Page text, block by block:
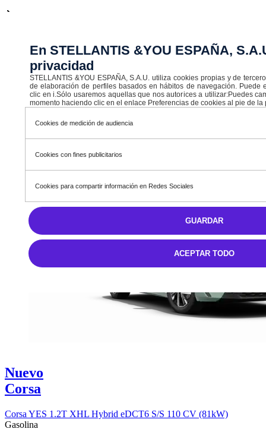
25.960 €
IVA Incluido
231,15 € /MES
Ver servicios opcionales incluidos en la mensualidadEntrada
35 meses y una última cuota 16.510,26 € TAE 8,65 %
Financiando con STELLANTIS FINANCE hasta final de mes
Nuevo
Corsa
Corsa YES 1.2T XHL Hybrid eDCT6 S/S 110 CV (81kW)
Gasolina
En STELLANTIS &YOU ESPAÑA,
privacidad
STELLANTIS &YOU ESPAÑA, S.A.U. utiliza cookies propias y de
de elaboración de perfiles basados en hábitos de navegación. Puede
clic en i.Sólo usaremos aquellas que nos autorices a utilizar:Puedes
momento haciendo clic en el enlace Preferencias de cookies al pie de la
Cookies de medición de audiencia
Cookies con fines publicitarios
Cookies para compartir información en Redes Sociales
ACEPTAR TODO
GUARDAR